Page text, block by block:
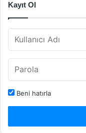
Kayıt Ol
Beni hatırla